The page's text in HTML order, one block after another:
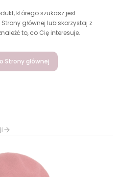
którego szukasz jest
głównej lub skorzystaj z
to, co Cię interesuje.
Strony głównej